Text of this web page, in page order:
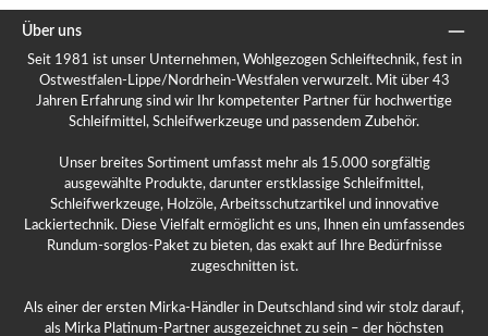
Über uns
Seit 1981 ist unser Unternehmen, Wohlgezogen Schleiftechnik, fest in
Ostwestfalen-Lippe/Nordrhein-Westfalen verwurzelt. Mit über 43
Jahren Erfahrung sind wir Ihr kompetenter Partner für hochwertige
Schleifmittel, Schleifwerkzeuge und passendem Zubehör.
Unser breites Sortiment umfasst mehr als 15.000 sorgfältig
ausgewählte Produkte, darunter erstklassige Schleifmittel,
Schleifwerkzeuge, Holzöle, Arbeitsschutzartikel und innovative
Lackiertechnik. Diese Vielfalt ermöglicht es uns, Ihnen ein umfassendes
Rundum-sorglos-Paket zu bieten, das exakt auf Ihre Bedürfnisse
zugeschnitten ist.
Als einer der ersten Mirka-Händler in Deutschland sind wir stolz darauf,
als Mirka Platinum-Partner ausgezeichnet zu sein – der höchsten